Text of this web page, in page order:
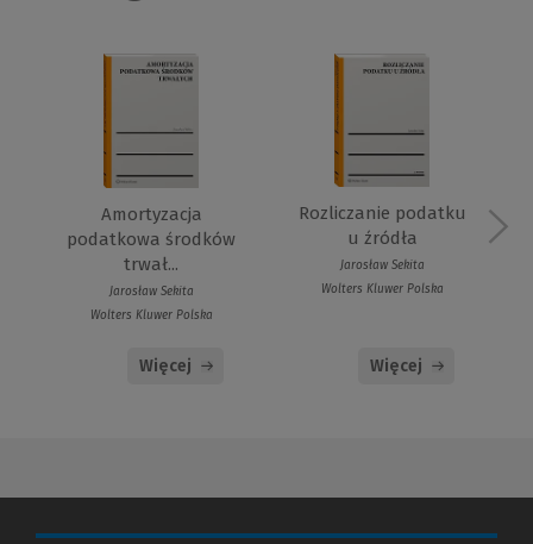
Amortyzacja
podatkowa środków
trwał...
Jarosław Sekita
Wolters Kluwer Polska
Więcej
Rozliczanie podatku
u źródła
Jarosław Sekita
Wolters Kluwer Polska
Więcej